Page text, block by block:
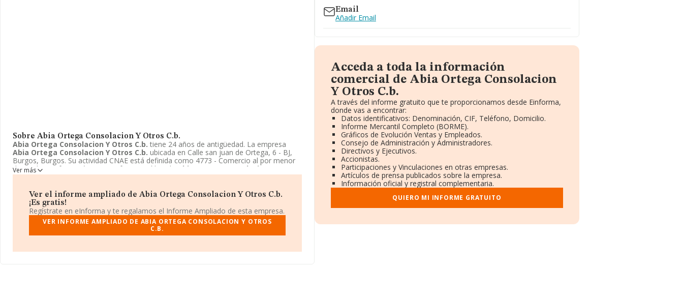
Sobre Abia Ortega Consolacion Y Otros C.b.
Abia Ortega Consolacion Y Otros C.b. tiene 24 años de antigüedad. La empresa
Abia Ortega Consolacion Y Otros C.b. ubicada en Calle san juan de Ortega, 6 - BJ,
Burgos, Burgos. Su actividad CNAE está definida como 4773 - Comercio al por menor
de productos farmacéuticos. La forma jurídica de
Abia Ortega Consolacion Y Otros
C.b.es Comunidad de bienes.
Ver más
Ver el informe ampliado de Abia Ortega Consolacion Y Otros C.b.
¡Es gratis!
Regístrate en eInforma y te regalamos el Informe Ampliado de esta empresa.
VER INFORME AMPLIADO DE ABIA ORTEGA CONSOLACION Y OTROS
C.B.
Email
Añadir Email
Acceda a toda la información
comercial de Abia Ortega Consolacion
Y Otros C.b.
A través del informe gratuito que te proporcionamos desde Einforma,
donde vas a encontrar:
Datos identificativos: Denominación, CIF, Teléfono, Domicilio.
Informe Mercantil Completo (BORME).
Gráficos de Evolución Ventas y Empleados.
Consejo de Administración y Administradores.
Directivos y Ejecutivos.
Accionistas.
Participaciones y Vinculaciones en otras empresas.
Artículos de prensa publicados sobre la empresa.
Información oficial y registral complementaria.
QUIERO MI INFORME GRATUITO